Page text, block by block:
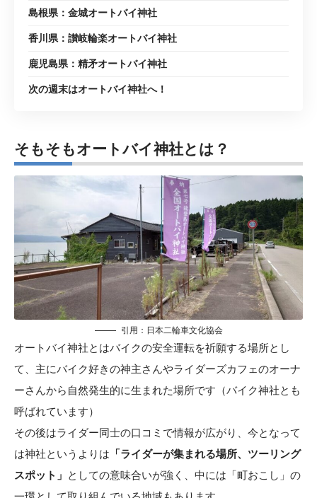
島根県：金城オートバイ神社
香川県：讃岐輪楽オートバイ神社
鹿児島県：精矛オートバイ神社
次の週末はオートバイ神社へ！
そもそもオートバイ神社とは？
引用： 日本二輪車文化協会
オートバイ神社とはバイクの安全運転を祈願する場所とし
て、主にバイク好きの神主さんやライダーズカフェのオーナ
ーさんから自然発生的に生まれた場所です（バイク神社とも
呼ばれています）
その後はライダー同士の口コミで情報が広がり、今となって
は神社というよりは 「ライダーが集まれる場所、ツーリング
スポット」 としての意味合いが強く、中には「町おこし」の